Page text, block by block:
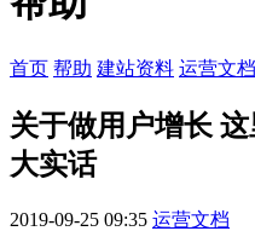
首页 帮助 建站资料 运营文档
关于做用户增长
大实话
2019-09-25 09:35 运营文档